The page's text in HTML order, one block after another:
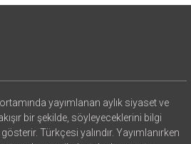
yayımlanan aylık siyaset ve
bir şekilde, söyleyeceklerini bilgi
Türkçesi yalındır. Yayımlanırken